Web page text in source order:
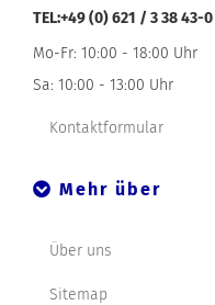
TEL:+49 (0) 621 / 3 38 43-0
Mo-Fr: 10:00 - 18:00 Uhr
Sa: 10:00 - 13:00 Uhr
Kontaktformular
Mehr über
Über uns
Sitemap